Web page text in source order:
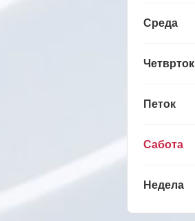
Среда
Четврток
Петок
Сабота
Недела